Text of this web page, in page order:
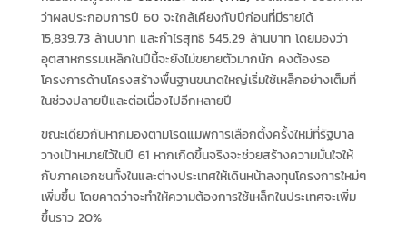
ว่าผลประกอบการปี 60 จะใกล้เคียงกับปีก่อนที่มีรายได้
15,839.73 ล้านบาท และกำไรสุทธิ 545.29 ล้านบาท โดยมองว่า
อุตสาหกรรมเหล็กในปีนี้จะยังไม่ขยายตัวมากนัก คงต้องรอ
โครงการด้านโครงสร้างพื้นฐานขนาดใหญ่เริ่มใช้เหล็กอย่างเต็มที่
ในช่วงปลายปีและต่อเนื่องไปอีกหลายปี
ขณะเดียวกันหากมองตามโรดแมพการเลือกตั้งครั้งใหม่ที่รัฐบาล
วางเป้าหมายไว้ในปี 61 หากเกิดขึ้นจริงจะช่วยสร้างความมั่นใจให้
กับภาคเอกชนทั้งในและต่างประเทศให้เดินหน้าลงทุนโครงการใหม่ๆ
เพิ่มขึ้น โดยคาดว่าจะทำให้ความต้องการใช้เหล็กในประเทศจะเพิ่ม
ขึ้นราว 20%